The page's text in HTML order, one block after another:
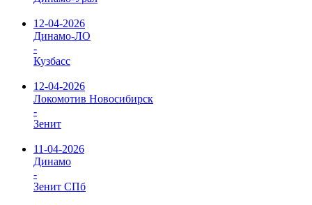
12-04-2026
Динамо-ЛО
-
Кузбасс
12-04-2026
Локомотив Новосибирск
-
Зенит
11-04-2026
Динамо
-
Зенит СПб